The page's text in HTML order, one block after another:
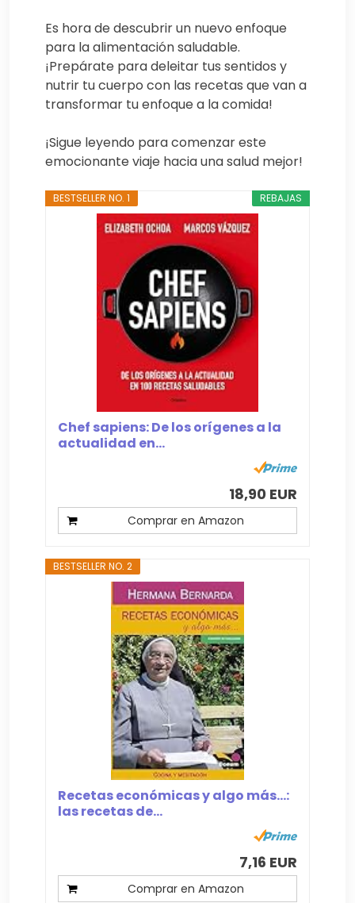
Es hora de descubrir un nuevo enfoque
para la alimentación saludable.
¡Prepárate para deleitar tus sentidos y
nutrir tu cuerpo con las recetas que van a
transformar tu enfoque a la comida!
¡Sigue leyendo para comenzar este
emocionante viaje hacia una salud mejor!
REBAJAS
BESTSELLER NO. 1
Chef sapiens: De los orígenes a la
actualidad en...
18,90 EUR
Comprar en Amazon
BESTSELLER NO. 2
Recetas económicas y algo más…:
las recetas de...
7,16 EUR
Comprar en Amazon